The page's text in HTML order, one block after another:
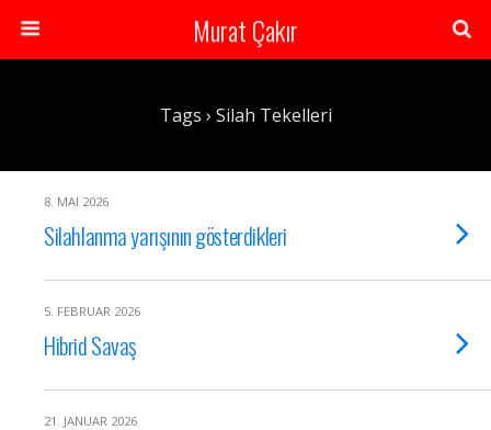
Murat Çakır
Tags › Silah Tekelleri
8. MAI 2026
Silahlanma yarışının gösterdikleri
5. FEBRUAR 2026
Hibrid Savaş
21. JANUAR 2026